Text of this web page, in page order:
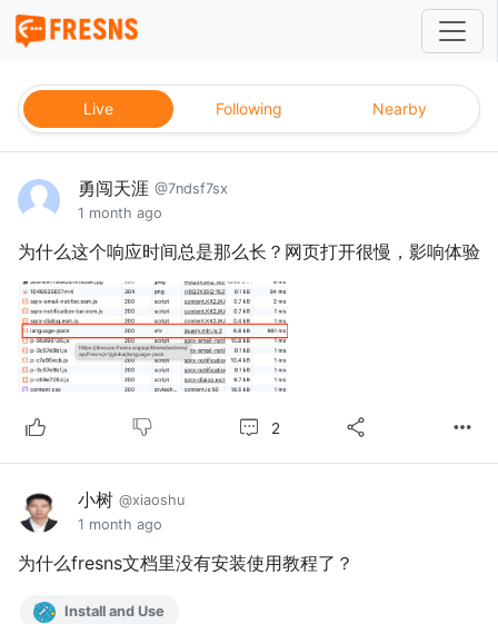
Live Following Nearby
勇闯天涯 @7ndsf7sx
1 month ago
为什么这个响应时间总是那么长？网页打开很慢，影响体验
2
小树 @xiaoshu
1 month ago
为什么fresns文档里没有安装使用教程了？
Install and Use